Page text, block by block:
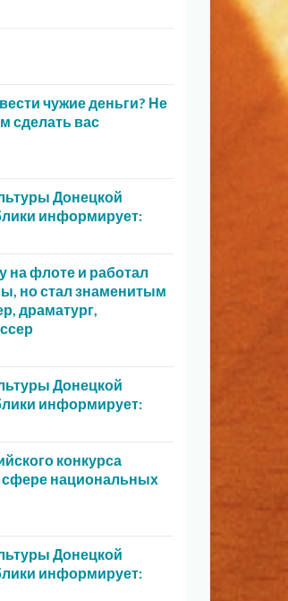
чужие деньги? Не
сделать вас
Донецкой
информирует:
на флоте и работал
но стал знаменитым
драматург,
Донецкой
информирует:
конкурса
сфере национальных
Донецкой
информирует: